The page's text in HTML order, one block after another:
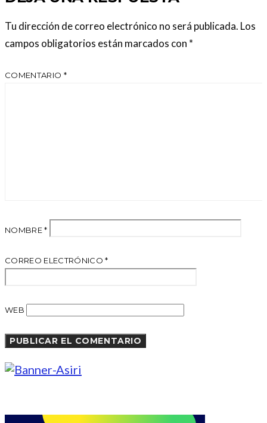
Tu dirección de correo electrónico no será publicada. Los
campos obligatorios están marcados con *
COMENTARIO *
NOMBRE*
CORREO ELECTRÓNICO*
WEB